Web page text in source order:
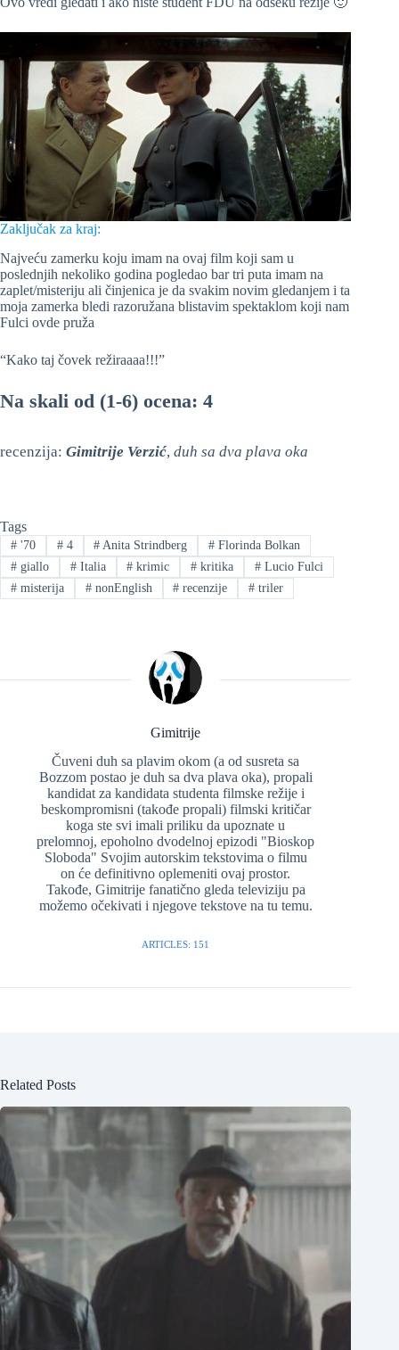
Zaključak za kraj:
Najveću zamerku koju imam na ovaj film koji sam u
poslednjih nekoliko godina pogledao bar tri puta imam na
zaplet/misteriju ali činjenica je da svakim novim gledanjem i ta
moja zamerka bledi razoružana blistavim spektaklom koji nam
Fulci ovde pruža
“Kako taj čovek režiraaaa!!!”
Na skali od (1-6) ocena: 4
recenzija: Gimitrije Verzić, duh sa dva plava oka
Tags
#'70 #4 # Anita Strindberg # Florinda Bolkan
#giallo #Italia # krimic # kritika # Lucio Fulci
#misterija #nonEnglish # recenzije # triler
Gimitrije
Čuveni duh sa plavim okom (a od susreta sa
Bozzom postao je duh sa dva plava oka), propali
kandidat za kandidata studenta filmske režije i
beskompromisni (takođe propali) filmski kritičar
koga ste svi imali priliku da upoznate u
prelomnoj, epoholno dvodelnoj epizodi "Bioskop
Sloboda" Svojim autorskim tekstovima o filmu
on će definitivno oplemeniti ovaj prostor.
Takođe, Gimitrije fanatično gleda televiziju pa
možemo očekivati i njegove tekstove na tu temu.
ARTICLES: 151
Related Posts